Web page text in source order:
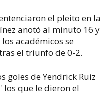
el pleito en la
anotó al minuto 16 y
académicos se
el triunfo de 0-2.
goles de Yendrick Ruiz
los que le dieron el